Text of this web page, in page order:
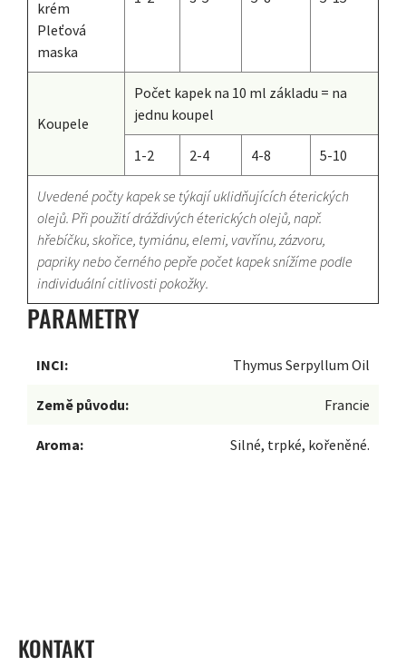
krém
Pleťová
maska
Koupele
Počet kapek na 10 ml základu = na
jednu koupel
1-2 2-4 4-8 5-10
Uvedené počty kapek se týkají uklidňujících éterických
olejů. Při použití dráždivých éterických olejů, např.
hřebíčku, skořice, tymiánu, elemi, vavřínu, zázvoru,
papriky nebo černého pepře počet kapek snížíme podle
individuální citlivosti pokožky.
PARAMETRY
INCI: Thymus Serpyllum Oil
Země původu: Francie
Aroma: Silné, trpké, kořeněné.
KONTAKT